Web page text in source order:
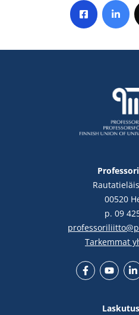
Jaa Jaa
00520
p. 09
Tarkemmat